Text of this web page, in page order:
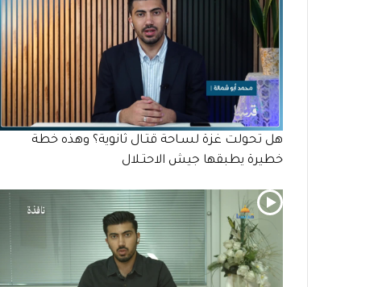
هل تحولت غزة لسـاحة قتـال ثانوية؟ وهذه خطة
خطيرة يطبقها جيش الاحتـلال